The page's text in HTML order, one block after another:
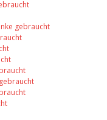
gebraucht